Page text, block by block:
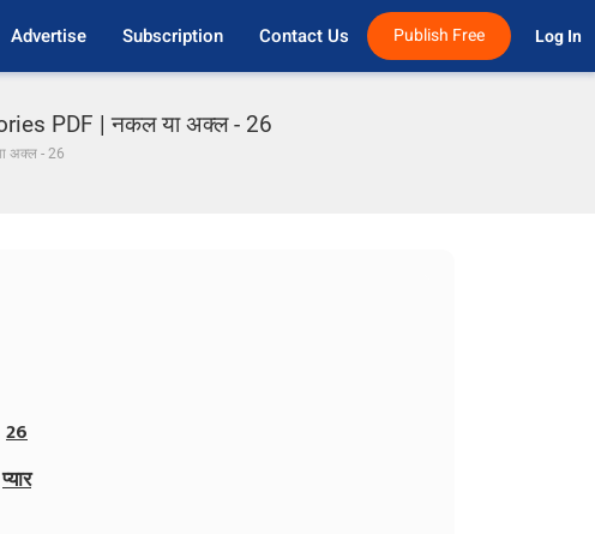
Advertise Subscription Contact Us Publish Free Log In
PDF | नकल या अक्ल - 26
अक्ल - 26
26
प्यार